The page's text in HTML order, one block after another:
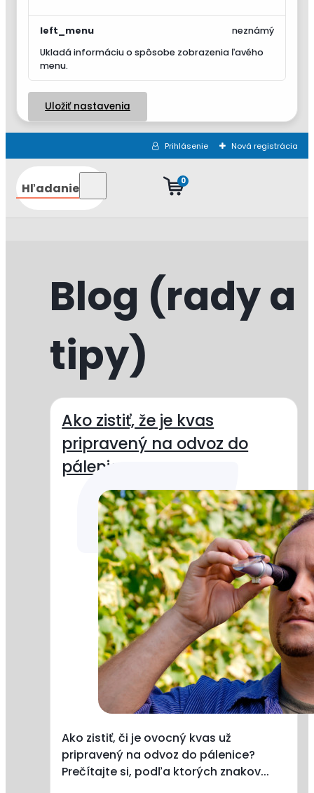
left_menu
Ukladá informáciu o spôsobe zobrazenia ľavého
menu.
neznámý
Uložiť nastavenia
Prihlásenie Nová registrácia
Hľadanie 0
Blog (rady a
tipy)
Ako zistiť, že je kvas
pripravený na odvoz do
pálenice
04.08.2026
Ako zistiť, či je ovocný kvas už
pripravený na odvoz do pálenice?
Prečítajte si, podľa ktorých znakov...